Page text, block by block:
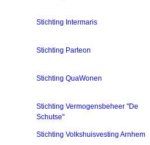
Stichting Intermaris
Stichting Parteon
Stichting QuaWonen
Stichting Vermogensbeheer "De
Schutse"
Stichting Volkshuisvesting Arnhem